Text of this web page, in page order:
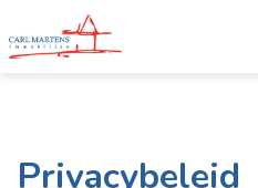
Privacybeleid